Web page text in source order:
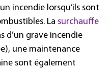
incendie lorsqu’ils sont
La surchauffe
d’un grave incendie
une maintenance
sont également